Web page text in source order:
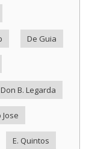
De Guia
Don B. Legarda
E. Quintos